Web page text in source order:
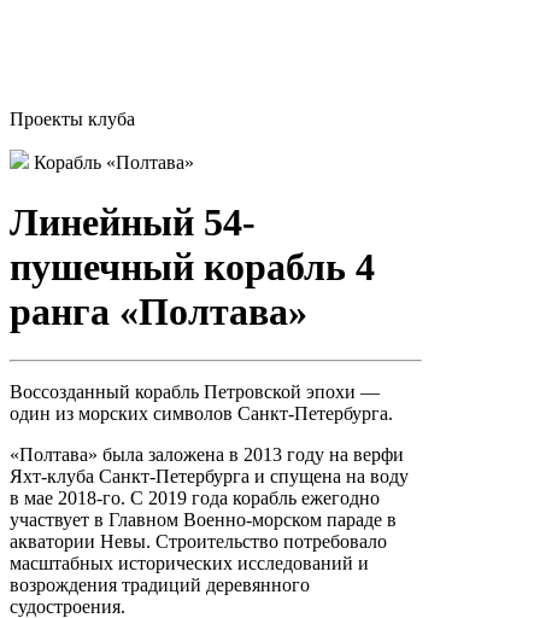
Проекты клуба
Корабль «Полтава»
Линейный 54-
пушечный корабль 4
ранга «Полтава»
Воссозданный корабль Петровской эпохи —
один из морских символов Санкт-Петербурга.
«Полтава» была заложена в 2013 году на верфи
Яхт-клуба Санкт-Петербурга и спущена на воду
в мае 2018-го. С 2019 года корабль ежегодно
участвует в Главном Военно-морском параде в
акватории Невы. Строительство потребовало
масштабных исторических исследований и
возрождения традиций деревянного
судостроения.